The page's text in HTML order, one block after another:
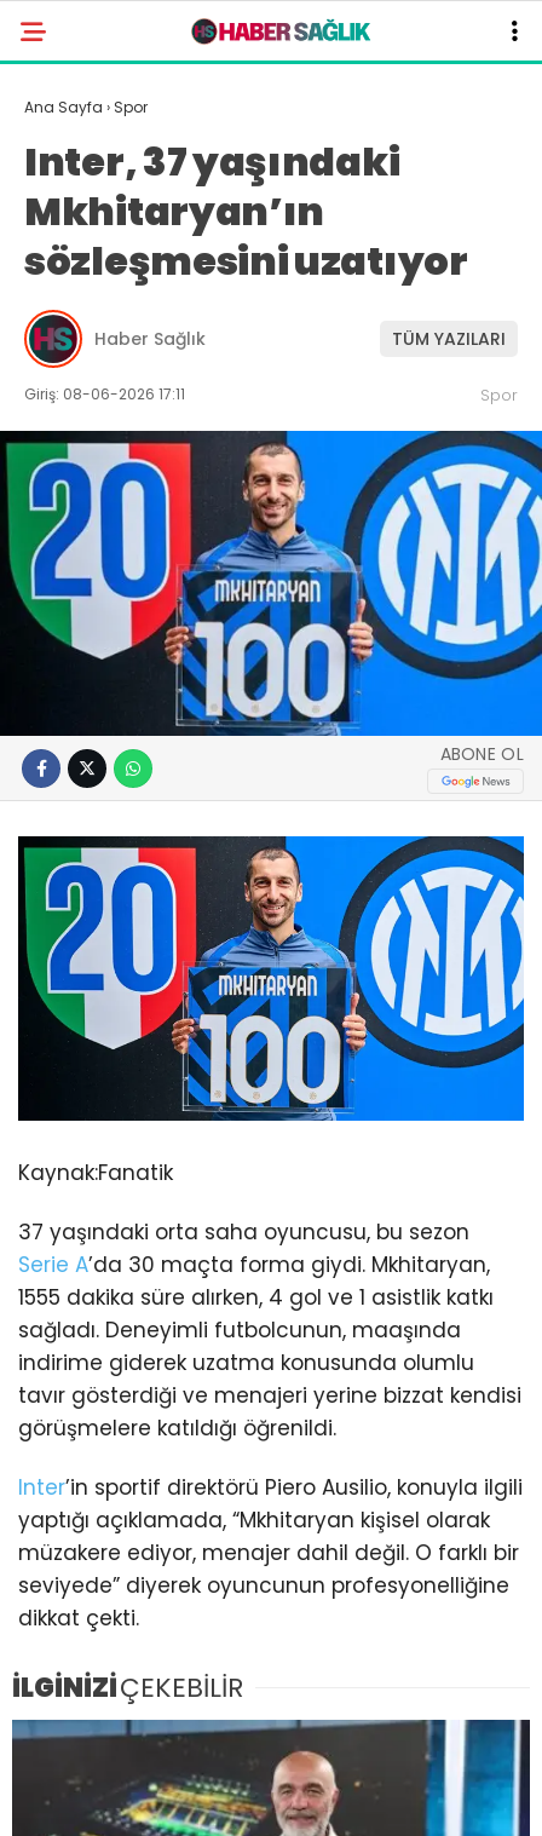
Ana Sayfa › Spor
Inter, 37 yaşındaki
Mkhitaryan’ın
sözleşmesini uzatıyor
Haber Sağlık TÜM YAZILARI
Giriş: 08-06-2026 17:11 Spor
ABONE OL
Kaynak:Fanatik
37 yaşındaki orta saha oyuncusu, bu sezon
Serie A’da 30 maçta forma giydi. Mkhitaryan,
1555 dakika süre alırken, 4 gol ve 1 asistlik katkı
sağladı. Deneyimli futbolcunun, maaşında
indirime giderek uzatma konusunda olumlu
tavır gösterdiği ve menajeri yerine bizzat kendisi
görüşmelere katıldığı öğrenildi.
Inter’in sportif direktörü Piero Ausilio, konuyla ilgili
yaptığı açıklamada, “Mkhitaryan kişisel olarak
müzakere ediyor, menajer dahil değil. O farklı bir
seviyede” diyerek oyuncunun profesyonelliğine
dikkat çekti.
İLGİNİZİÇEKEBİLİR